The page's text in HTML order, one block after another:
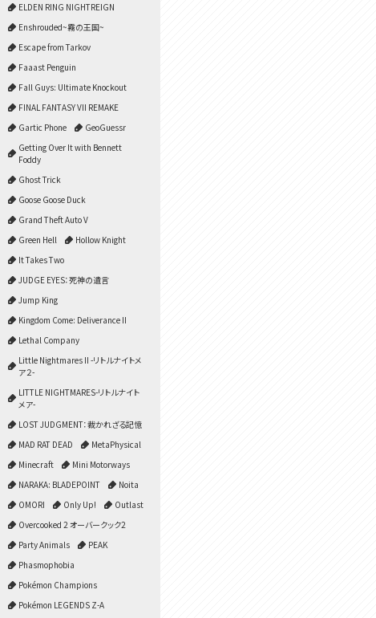
ELDEN RING NIGHTREIGN
Enshrouded~霧の王国~
Escape from Tarkov
Faaast Penguin
Fall Guys: Ultimate Knockout
FINAL FANTASY VII REMAKE
Gartic Phone
GeoGuessr
Getting Over It with Bennett
Foddy
Ghost Trick
Goose Goose Duck
Grand Theft Auto V
Green Hell
Hollow Knight
It Takes Two
JUDGE EYES：死神の遺言
Jump King
Kingdom Come: Deliverance II
Lethal Company
Little Nightmares II -リトルナイトメ
ア２-
LITTLE NIGHTMARES-リトルナイト
メア-
LOST JUDGMENT：裁かれざる記憶
MAD RAT DEAD
MetaPhysical
Minecraft
Mini Motorways
NARAKA: BLADEPOINT
Noita
OMORI
Only Up!
Outlast
Overcooked 2 オーバークック2
Party Animals
PEAK
Phasmophobia
Pokémon Champions
Pokémon LEGENDS Z-A